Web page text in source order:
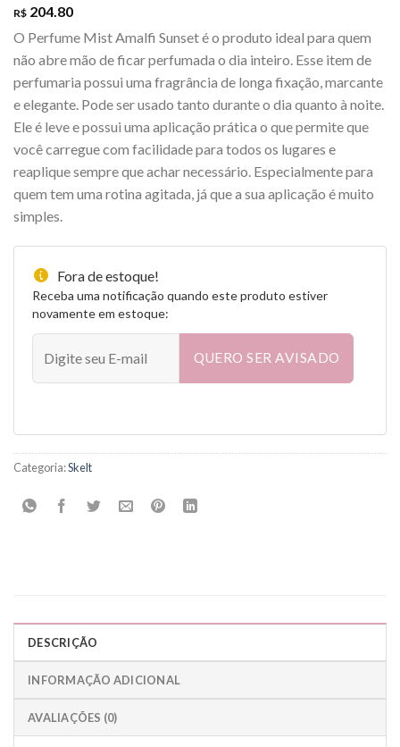
R$ 204.80
O Perfume Mist Amalfi Sunset é o produto ideal para quem
não abre mão de ficar perfumada o dia inteiro. Esse item de
perfumaria possui uma fragrância de longa fixação, marcante
e elegante. Pode ser usado tanto durante o dia quanto à noite.
Ele é leve e possui uma aplicação prática o que permite que
você carregue com facilidade para todos os lugares e
reaplique sempre que achar necessário. Especialmente para
quem tem uma rotina agitada, já que a sua aplicação é muito
simples.
Fora de estoque!
Receba uma notificação quando este produto estiver
novamente em estoque:
QUERO SER AVISADO
Categoria:Skelt
DESCRIÇÃO
INFORMAÇÃO ADICIONAL
AVALIAÇÕES (0)